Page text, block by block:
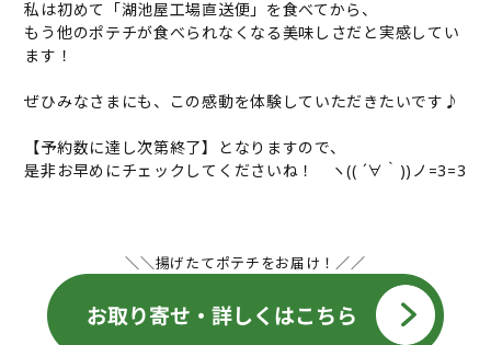
私は初めて「湖池屋工場直送便」を食べてから、
もう他のポテチが食べられなくなる美味しさだと実感してい
ます！
ぜひみなさまにも、この感動を体験していただきたいです♪
【予約数に達し次第終了】となりますので、
是非お早めにチェックしてくださいね！ ヽ(( ´∀｀))ノ=3=3
＼＼揚げたてポテチをお届け！／／